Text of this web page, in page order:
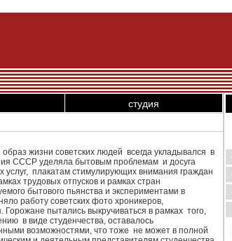
студия
жизни советских людей всегда укладывался в
СССР уделяла бытовым проблемам и досуга
плакатам стимулирующих внимания граждан
трудовых отпусков и рамках стран
бытового пьянства и экспериментами в
работу советских фото хроникеров,
пытались выкручиваться в рамках того,
в виде студенчества, оставалось
возможностями, что тоже не может в полной